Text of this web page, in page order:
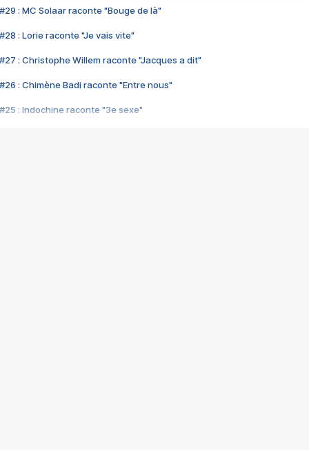
#29 : MC Solaar raconte "Bouge de là"
#28 : Lorie raconte "Je vais vite"
#27 : Christophe Willem raconte "Jacques a dit"
#26 : Chimène Badi raconte "Entre nous"
#25 : Indochine raconte "3e sexe"